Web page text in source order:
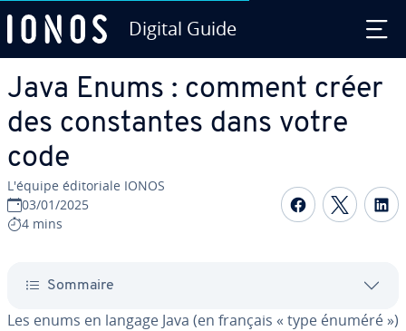
Digital Guide
Java Enums : comment créer
des cons­tantes dans votre
code
L'équipe édi­to­riale IONOS
03/01/2025
4 mins
Partager
Sommaire
Les enums en langage Java (en français « type énuméré »)